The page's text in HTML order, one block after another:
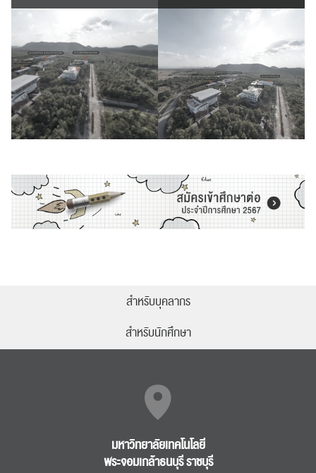
สำหรับบุคลากร
สำหรับนักศึกษา
มหาวิทยาลัยเทคโนโลยี
พระจอมเกล้าธนบุรี ราชบุรี